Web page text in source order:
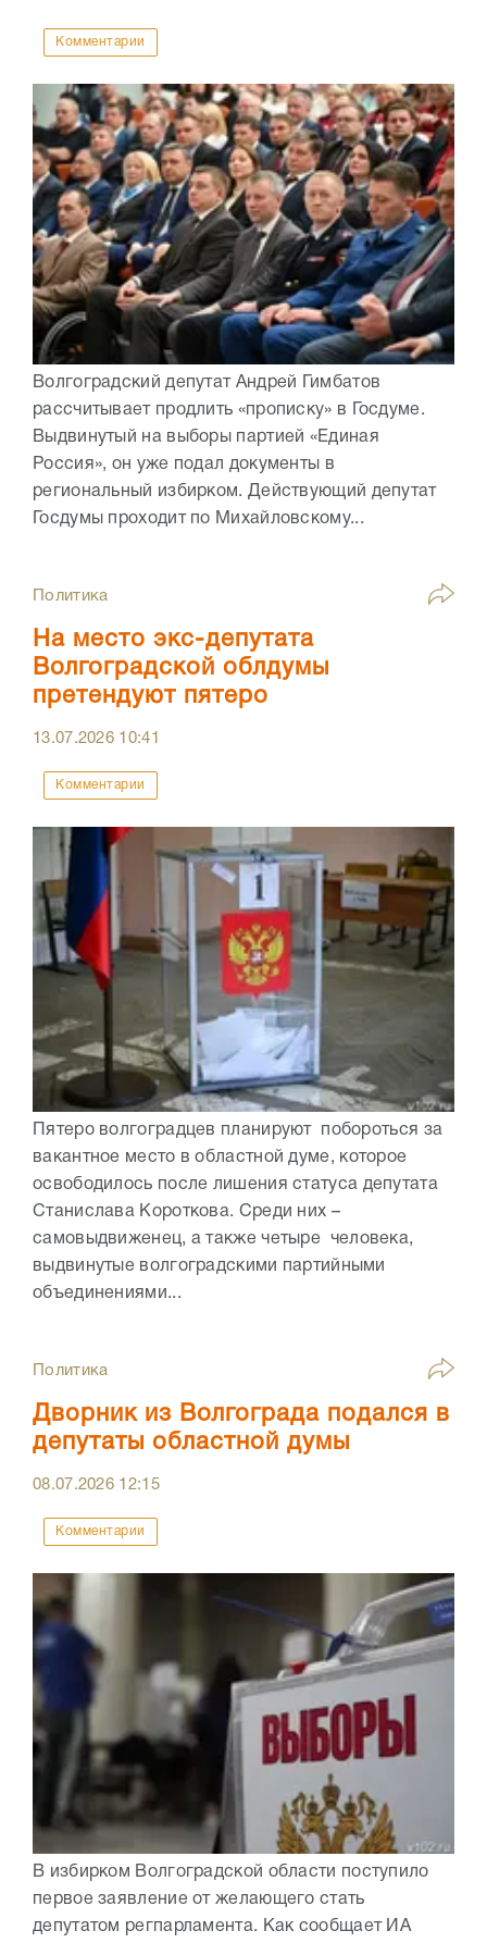
Комментарии
Волгоградский депутат Андрей Гимбатов
рассчитывает продлить «прописку» в Госдуме.
Выдвинутый на выборы партией «Единая
Россия», он уже подал документы в
региональный избирком. Действующий депутат
Госдумы проходит по Михайловскому...
Политика
На место экс-депутата
Волгоградской облдумы
претендуют пятеро
13.07.2026 10:41
Комментарии
Пятеро волгоградцев планируют побороться за
вакантное место в областной думе, которое
освободилось после лишения статуса депутата
Станислава Короткова. Среди них –
самовыдвиженец, а также четыре человека,
выдвинутые волгоградскими партийными
объединениями...
Политика
Дворник из Волгограда подался в
депутаты областной думы
08.07.2026 12:15
Комментарии
В избирком Волгоградской области поступило
первое заявление от желающего стать
депутатом регпарламента. Как сообщает ИА